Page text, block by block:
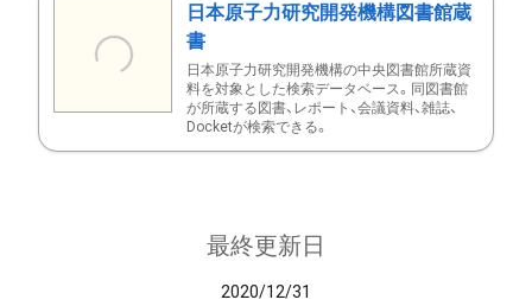
日本原子力研究開発機構図書館蔵
書
日本原子力研究開発機構の中央図書館所蔵資
料を対象とした検索データベース。同図書館
が所蔵する図書、レポート、会議資料、雑誌、
Docketが検索できる。
最終更新日
2020/12/31